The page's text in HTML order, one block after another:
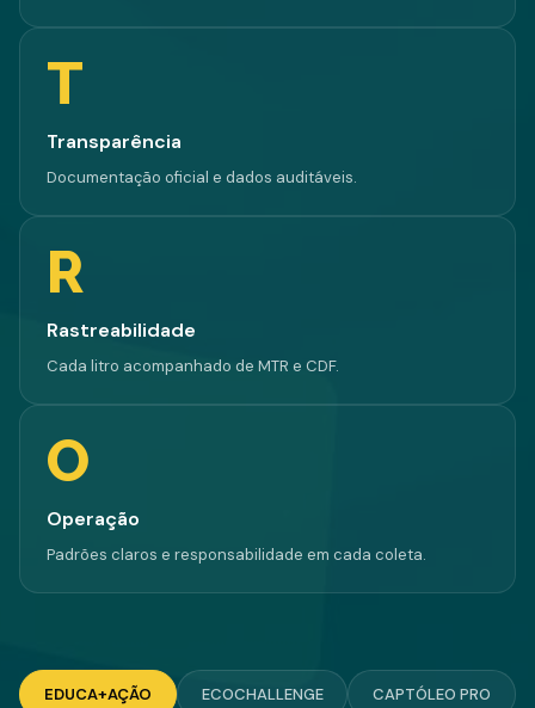
T
Transparência
Documentação oficial e dados auditáveis.
R
Rastreabilidade
Cada litro acompanhado de MTR e CDF.
O
Operação
Padrões claros e responsabilidade em cada coleta.
EDUCA+AÇÃO ECOCHALLENGE CAPTÓLEO PRO